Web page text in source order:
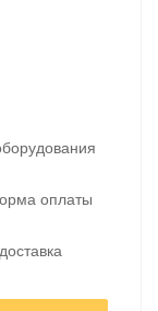
оплаты